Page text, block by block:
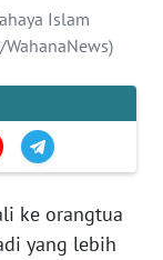
Islam
ke orangtua
yang lebih